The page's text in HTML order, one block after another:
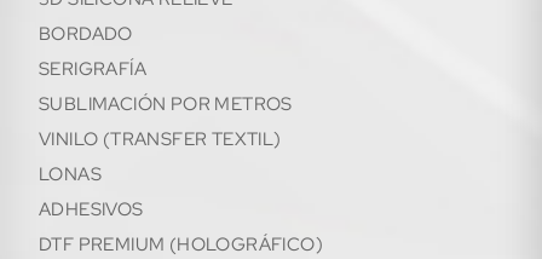
BORDADO
SERIGRAFÍA
SUBLIMACIÓN POR METROS
VINILO (TRANSFER TEXTIL)
LONAS
ADHESIVOS
DTF PREMIUM (HOLOGRÁFICO)